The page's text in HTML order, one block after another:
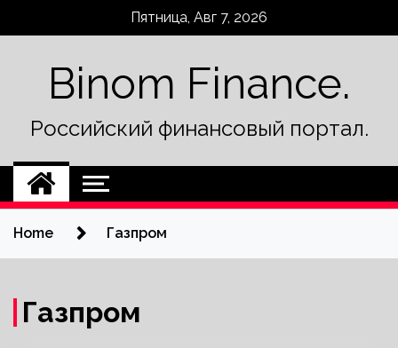
Пятница, Авг 7, 2026
Binom Finance.
Российский финансовый портал.
Home Газпром
Газпром